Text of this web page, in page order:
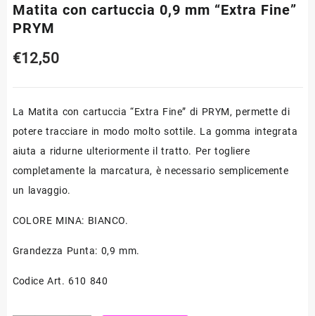
Matita con cartuccia 0,9 mm “Extra Fine”
PRYM
€12,50
La Matita con cartuccia “Extra Fine” di PRYM, permette di
potere tracciare in modo molto sottile. La gomma integrata
aiuta a ridurne ulteriormente il tratto. Per togliere
completamente la marcatura, è necessario semplicemente
un lavaggio.
COLORE MINA: BIANCO.
Grandezza Punta: 0,9 mm.
Codice Art. 610 840